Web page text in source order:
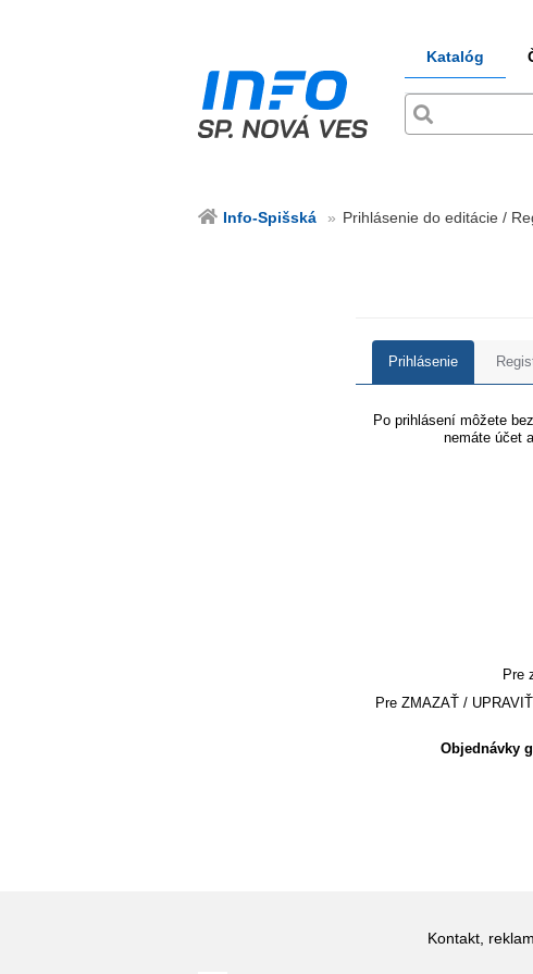
Katalóg
Info-Spišská Prihlásenie do editácie /
Prihlásenie
Po prihlásení môžete
nemáte účet
Pre
Pre ZMAZAŤ /
Objednávky
Kontakt,